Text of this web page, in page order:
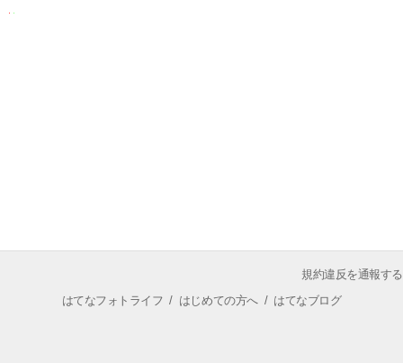
規約違反を通報する
はてなフォトライフ / はじめての方へ/ はてなブログ